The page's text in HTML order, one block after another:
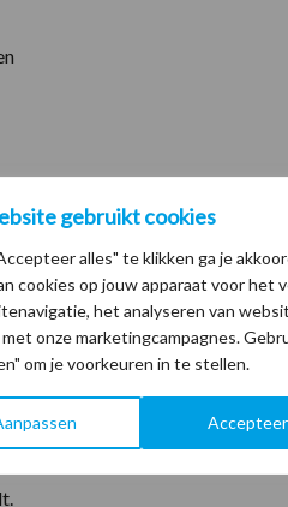
gebruikt cookies
alles" te klikken ga je
cookies op jouw apparaat voor het
het analyseren van
onze marketingcampagnes.
om je voorkeuren in te stellen.
op je websites.
en
en blijvend alternatief
webbezoekers.